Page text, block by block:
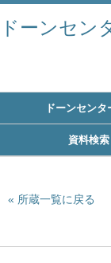
ドーンセン
ドーンセンタ
資料検索
所蔵一覧に戻る